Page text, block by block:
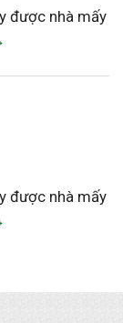
được nhà mấy
được nhà mấy